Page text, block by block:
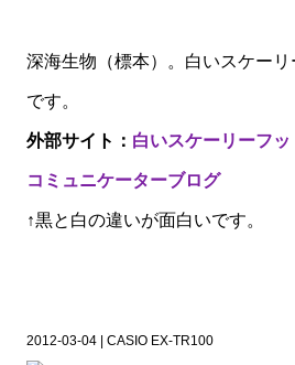
深海生物（標本）。白いスケー
です。
外部サイト： 白いスケーリーフ
コミュニケーターブログ
↑黒と白の違いが面白いです。
2012-03-04 | CASIO EX-TR100